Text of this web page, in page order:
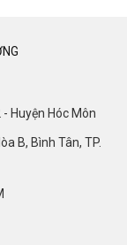
Huyện Hóc Môn
B, Bình Tân, TP.